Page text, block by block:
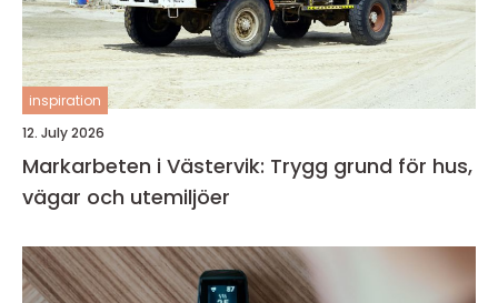
inspiration
12. July 2026
Markarbeten i Västervik: Trygg grund för hus,
vägar och utemiljöer